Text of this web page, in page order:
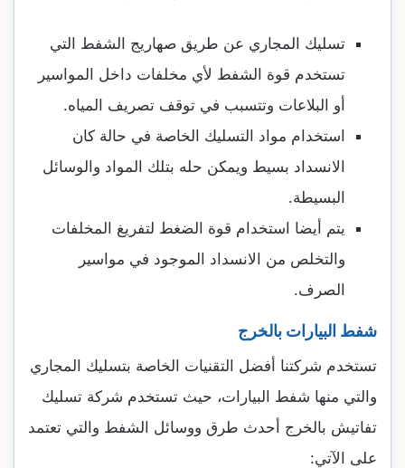
تسليك المجاري عن طريق صهاريج الشفط التي
تستخدم قوة الشفط لأي مخلفات داخل المواسير
أو البلاعات وتتسبب في توقف تصريف المياه.
استخدام مواد التسليك الخاصة في حالة كان
الانسداد بسيط ويمكن حله بتلك المواد والوسائل
البسيطة.
يتم أيضا استخدام قوة الضغط لتفريغ المخلفات
والتخلص من الانسداد الموجود في مواسير
الصرف.
شفط البيارات بالخرج
تستخدم شركتنا أفضل التقنيات الخاصة بتسليك المجاري
والتي منها شفط البيارات، حيث تستخدم شركة تسليك
تفاتيش بالخرج أحدث طرق ووسائل الشفط والتي تعتمد
على الآتي: